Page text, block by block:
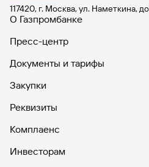
117420, г. Москва, ул. Наметкина,
О Газпромбанке
Пресс-центр
Документы и тарифы
Закупки
Реквизиты
Комплаенс
Инвесторам